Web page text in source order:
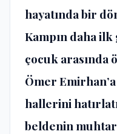
hayatında bir
Kampın daha ilk
çocuk arasında
Ömer
hallerini
beldenin